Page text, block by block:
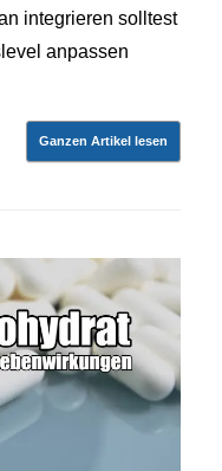
integrieren solltest
anpassen
Ganzen Artikel lesen